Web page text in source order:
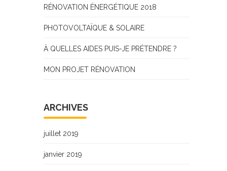
RÉNOVATION ÉNERGÉTIQUE 2018
PHOTOVOLTAÏQUE & SOLAIRE
À QUELLES AIDES PUIS-JE PRÉTENDRE ?
MON PROJET RÉNOVATION
ARCHIVES
juillet 2019
janvier 2019